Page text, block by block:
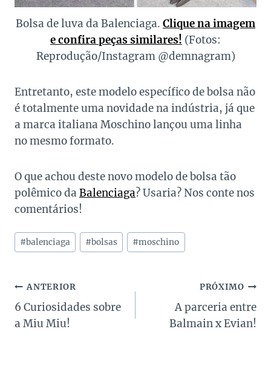
Bolsa de luva da Balenciaga. Clique na imagem
e confira peças similares! (Fotos:
Reprodução/Instagram @demnagram)
Entretanto, este modelo específico de bolsa não
é totalmente uma novidade na indústria, já que
a marca italiana Moschino lançou uma linha
no mesmo formato.
O que achou deste novo modelo de bolsa tão
polêmico da Balenciaga? Usaria? Nos conte nos
comentários!
Tags
do
#balenciaga #bolsas #moschino
Navegação
de
ANTERIOR
6 Curiosidades sobre
a Miu Miu!
PRÓXIMO
A parceria entre
Balmain x Evian!